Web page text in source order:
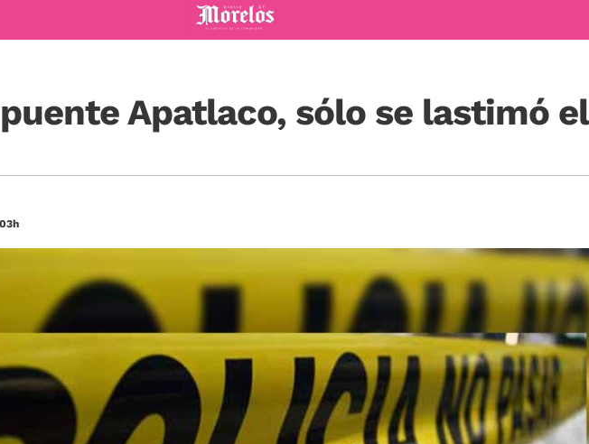
Diario de Morelos
Apatlaco, sólo se lastimó el